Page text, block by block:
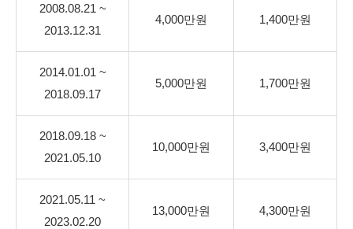
2008.08.21 ~
2013.12.31
4,000만원 1,400만원
2014.01.01 ~
2018.09.17
5,000만원 1,700만원
2018.09.18 ~
2021.05.10
10,000만원 3,400만원
2021.05.11 ~
2023.02.20
13,000만원 4,300만원